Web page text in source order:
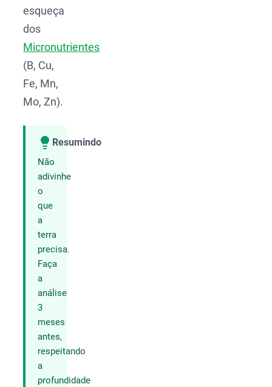
esqueça
dos
Micronutrientes
(B, Cu,
Fe, Mn,
Mo, Zn).
Resumindo
Não
adivinhe
o
que
a
terra
precisa.
Faça
a
análise
3
meses
antes,
respeitando
a
profundidade